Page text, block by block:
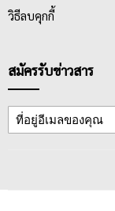
วิธีลบคุกกี้
สมัครรับข่าวสาร